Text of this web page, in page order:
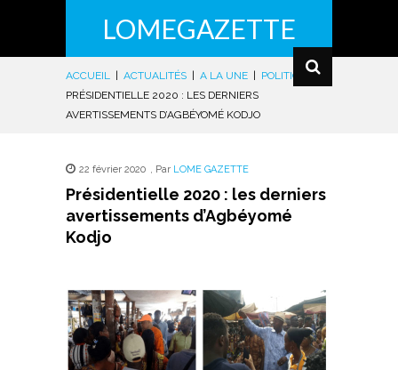
LOMEGAZETTE
ACCUEIL ACTUALITÉS A LA UNE POLITIQUE |
PRÉSIDENTIELLE 2020 : LES DERNIERS
AVERTISSEMENTS D’AGBÉYOMÉ KODJO
22 février 2020 , Par LOME GAZETTE
Présidentielle 2020 : les derniers
avertissements d’Agbéyomé
Kodjo